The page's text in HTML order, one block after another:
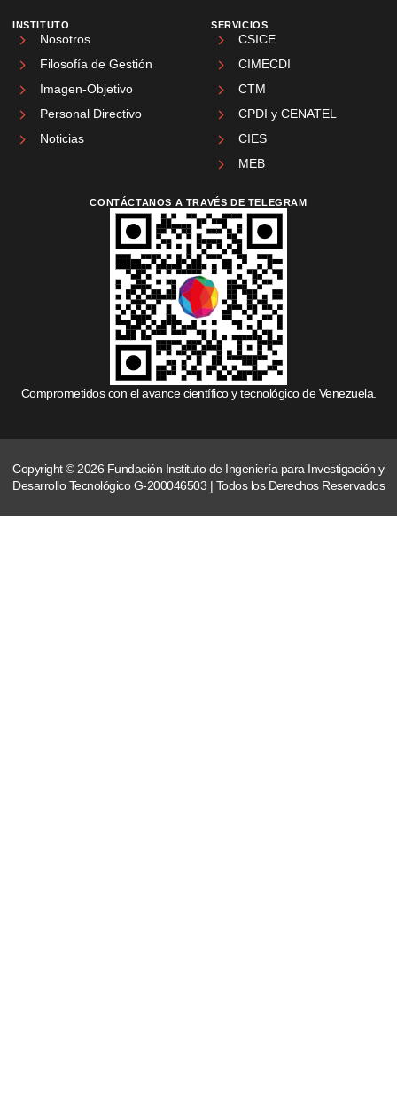
INSTITUTO
Nosotros
Filosofía de Gestión
Imagen-Objetivo
Personal Directivo
Noticias
SERVICIOS
CSICE
CIMECDI
CTM
CPDI y CENATEL
CIES
MEB
CONTÁCTANOS A TRAVÉS DE TELEGRAM
Comprometidos con el avance científico y tecnológico de Venezuela.
Copyright © 2026 Fundación Instituto de Ingeniería para Investigación y
Desarrollo Tecnológico G-200046503 | Todos los Derechos Reservados